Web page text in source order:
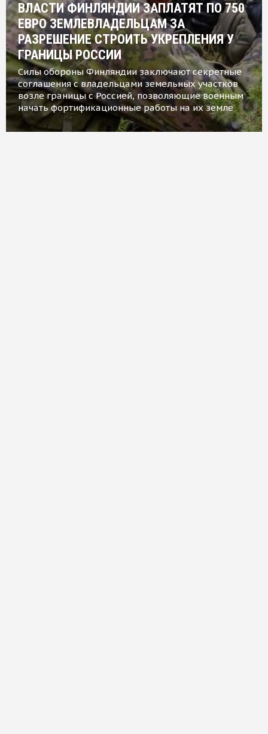
ВЛАСТИ ФИНЛЯНДИИ ЗАПЛАТЯТ ПО 750
ЕВРО ЗЕМЛЕВЛАДЕЛЬЦАМ ЗА
РАЗРЕШЕНИЕ СТРОИТЬ УКРЕПЛЕНИЯ У
ГРАНИЦЫ РОССИИ
Силы обороны Финляндии заключают секретные
соглашения с владельцами земельных участков
возле границы с Россией, позволяющие военным
начать фортификационные работы на их земле